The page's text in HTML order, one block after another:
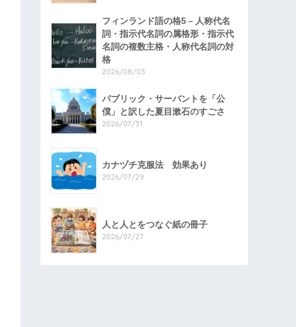
フィンランド語の格5 – 人称代名
詞・指示代名詞の属格形・指示代
名詞の複数主格・人称代名詞の対
格
2026/08/03
パブリック・サーバントを「公
僕」と訳した夏目漱石のすごさ
2026/07/31
カナヅチ克服法 効果あり
2026/07/29
人と人とをつなぐ紙の冊子
2026/07/27